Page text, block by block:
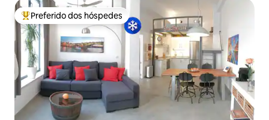
Entre os melhores preferidos dos hóspedes
Preferido dos hóspedes